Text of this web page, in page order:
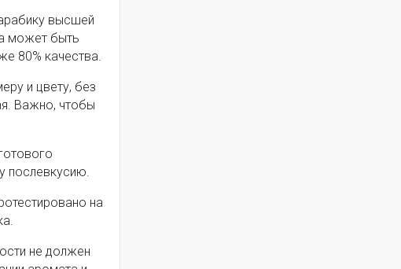
высшей
может быть
80% качества.
и цвету, без
Важно, чтобы
послевкусию.
на
не должен